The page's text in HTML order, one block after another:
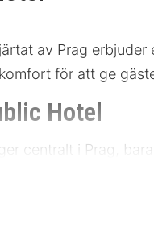
av Prag
för att ge
Hotel
centralt i Prag,
museerna och